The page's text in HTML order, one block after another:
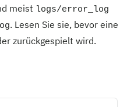
meist logs/error_log
. Lesen Sie sie, bevor eine
zurückgespielt wird.